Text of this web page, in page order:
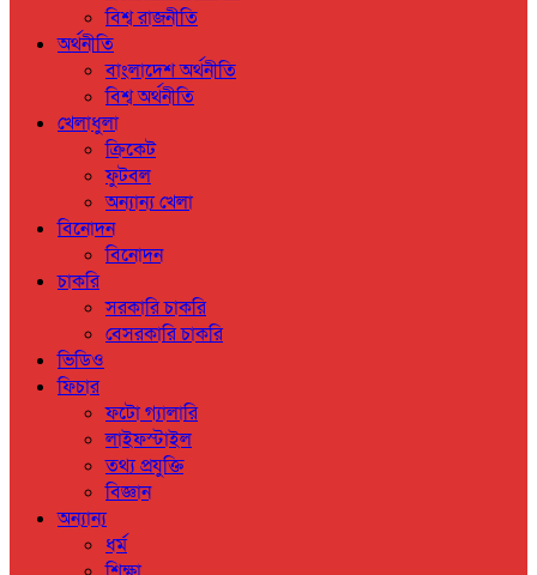
বিশ্ব রাজনীতি
অর্থনীতি
বাংলাদেশ অর্থনীতি
বিশ্ব অর্থনীতি
খেলাধুলা
ক্রিকেট
ফুটবল
অন্যান্য খেলা
বিনোদন
বিনোদন
চাকরি
সরকারি চাকরি
বেসরকারি চাকরি
ভিডিও
ফিচার
ফটো গ্যালারি
লাইফস্টাইল
তথ্য প্রযুক্তি
বিজ্ঞান
অন্যান্য
ধর্ম